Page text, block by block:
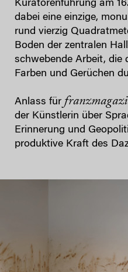
Kuratorenführung am
dabei eine einzige,
rund vierzig
Boden der zentralen
schwebende Arbeit, die
Farben und Gerüchen
Anlass für
der Künstlerin über
Erinnerung und
produktive Kraft des